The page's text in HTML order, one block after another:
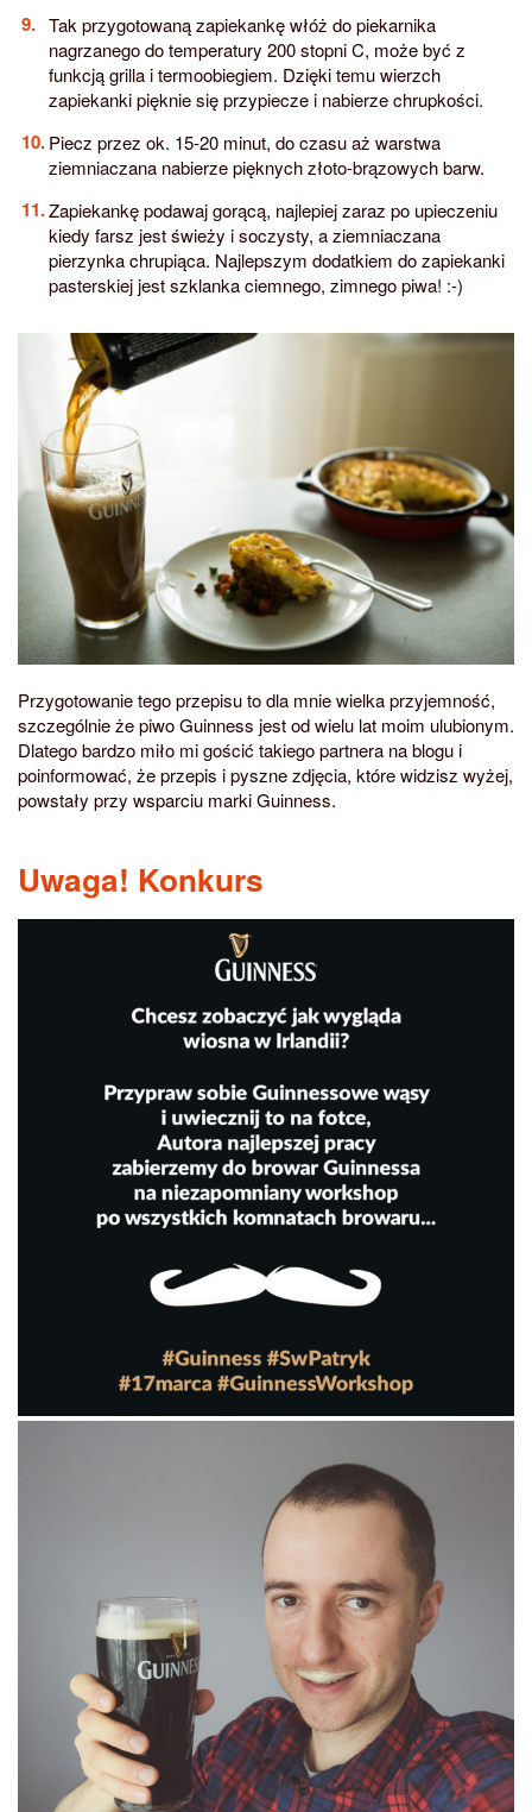
Tak przygotowaną zapiekankę włóż do piekarnika
nagrzanego do temperatury 200 stopni C, może być z
funkcją grilla i termoobiegiem. Dzięki temu wierzch
zapiekanki pięknie się przypiecze i nabierze chrupkości.
Piecz przez ok. 15-20 minut, do czasu aż warstwa
ziemniaczana nabierze pięknych złoto-brązowych barw.
Zapiekankę podawaj gorącą, najlepiej zaraz po upieczeniu
kiedy farsz jest świeży i soczysty, a ziemniaczana
pierzynka chrupiąca. Najlepszym dodatkiem do zapiekanki
pasterskiej jest szklanka ciemnego, zimnego piwa! :-)
Przygotowanie tego przepisu to dla mnie wielka przyjemność,
szczególnie że piwo Guinness jest od wielu lat moim ulubionym.
Dlatego bardzo miło mi gościć takiego partnera na blogu i
poinformować, że przepis i pyszne zdjęcia, które widzisz wyżej,
powstały przy wsparciu marki Guinness.
Uwaga! Konkurs